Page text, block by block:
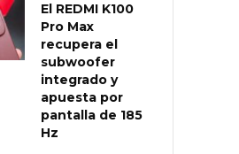
El REDMI K100
Pro Max
recupera el
subwoofer
integrado y
apuesta por
pantalla de 185
Hz